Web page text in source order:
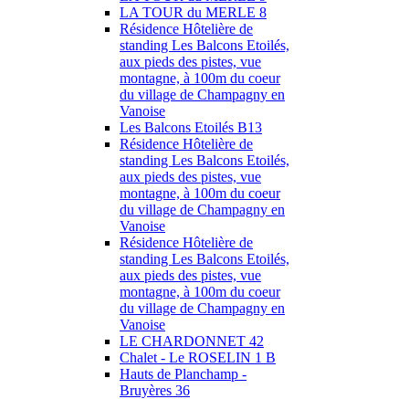
LA TOUR du MERLE 8
Résidence Hôtelière de
standing Les Balcons Etoilés,
aux pieds des pistes, vue
montagne, à 100m du coeur
du village de Champagny en
Vanoise
Les Balcons Etoilés B13
Résidence Hôtelière de
standing Les Balcons Etoilés,
aux pieds des pistes, vue
montagne, à 100m du coeur
du village de Champagny en
Vanoise
Résidence Hôtelière de
standing Les Balcons Etoilés,
aux pieds des pistes, vue
montagne, à 100m du coeur
du village de Champagny en
Vanoise
LE CHARDONNET 42
Chalet - Le ROSELIN 1 B
Hauts de Planchamp -
Bruyères 36